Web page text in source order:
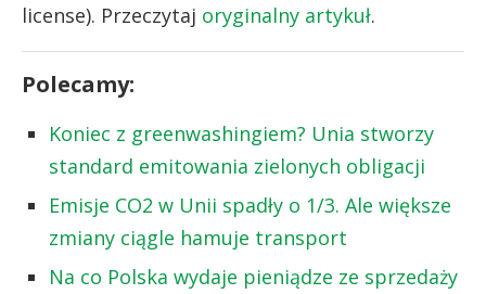
license). Przeczytaj oryginalny artykuł.
Polecamy:
Koniec z greenwashingiem? Unia stworzy
standard emitowania zielonych obligacji
Emisje CO2 w Unii spadły o 1/3. Ale większe
zmiany ciągle hamuje transport
Na co Polska wydaje pieniądze ze sprzedaży